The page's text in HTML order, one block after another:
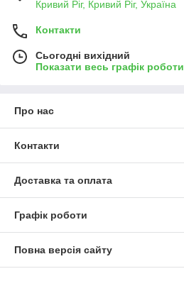
Кривий Ріг, Кривий Ріг, Україна
Контакти
Сьогодні вихідний
Показати весь графік роботи
Про нас
Контакти
Доставка та оплата
Графік роботи
Повна версія сайту